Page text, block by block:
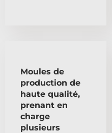
Moules de
production de
haute qualité,
prenant en
charge
plusieurs